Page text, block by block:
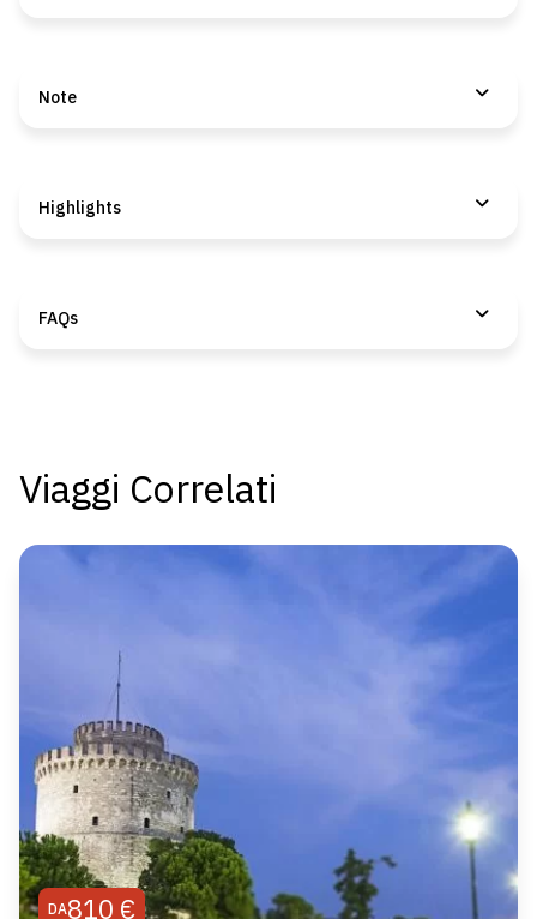
Note
Highlights
FAQs
Viaggi Correlati
DA810 €